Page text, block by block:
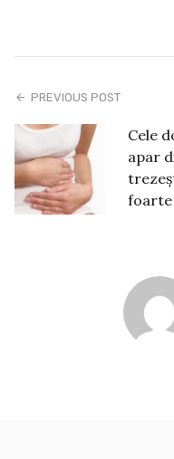
PREVIOUS POST
Cele
apar